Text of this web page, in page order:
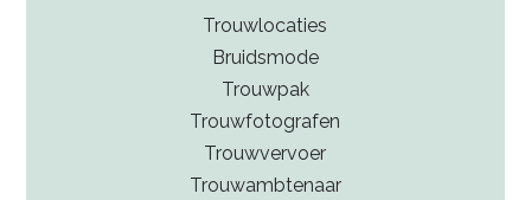
Trouwlocaties
Bruidsmode
Trouwpak
Trouwfotografen
Trouwvervoer
Trouwambtenaar